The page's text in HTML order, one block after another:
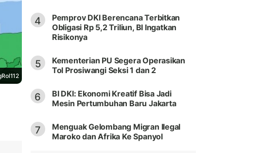
4
Pemprov DKI Berencana Terbitkan
Obligasi Rp 5,2 Triliun, BI Ingatkan
Risikonya
5
Kementerian PU Segera Operasikan
Tol Prosiwangi Seksi 1 dan 2
6
BI DKI: Ekonomi Kreatif Bisa Jadi
Mesin Pertumbuhan Baru Jakarta
7
Menguak Gelombang Migran Ilegal
Maroko dan Afrika Ke Spanyol